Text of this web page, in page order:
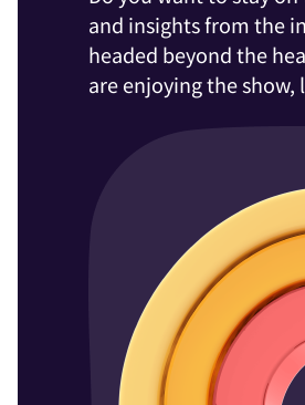
and insights from the
headed beyond the
are enjoying the show,